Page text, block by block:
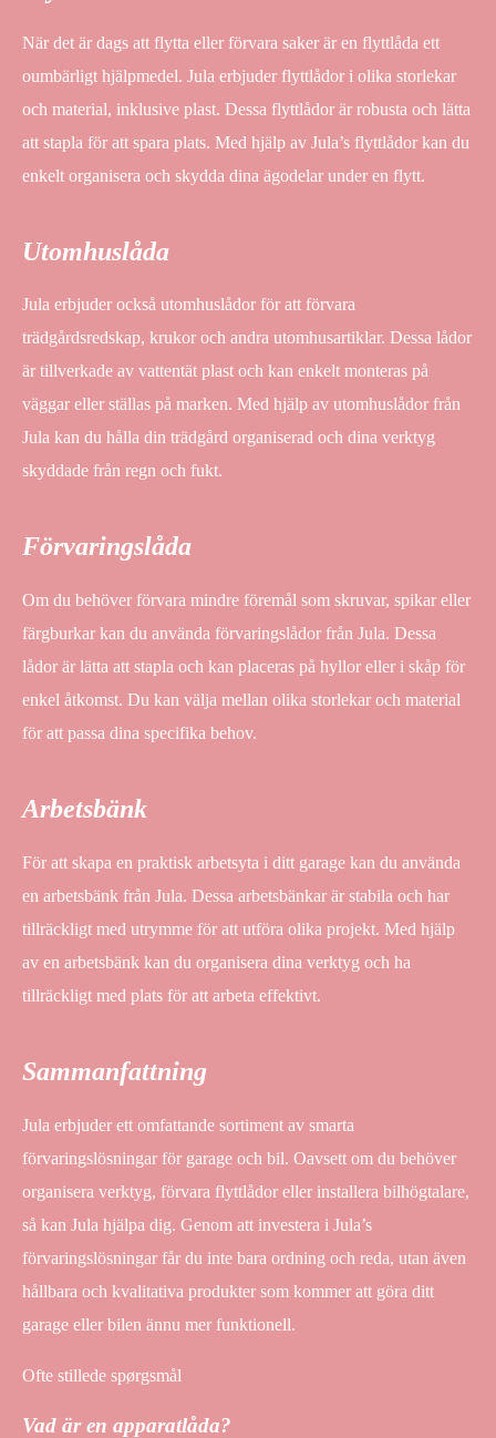
När det är dags att flytta eller förvara saker är en flyttlåda ett
oumbärligt hjälpmedel. Jula erbjuder flyttlådor i olika storlekar
och material, inklusive plast. Dessa flyttlådor är robusta och lätta
att stapla för att spara plats. Med hjälp av Jula’s flyttlådor kan du
enkelt organisera och skydda dina ägodelar under en flytt.
Utomhuslåda
Jula erbjuder också utomhuslådor för att förvara
trädgårdsredskap, krukor och andra utomhusartiklar. Dessa lådor
är tillverkade av vattentät plast och kan enkelt monteras på
väggar eller ställas på marken. Med hjälp av utomhuslådor från
Jula kan du hålla din trädgård organiserad och dina verktyg
skyddade från regn och fukt.
Förvaringslåda
Om du behöver förvara mindre föremål som skruvar, spikar eller
färgburkar kan du använda förvaringslådor från Jula. Dessa
lådor är lätta att stapla och kan placeras på hyllor eller i skåp för
enkel åtkomst. Du kan välja mellan olika storlekar och material
för att passa dina specifika behov.
Arbetsbänk
För att skapa en praktisk arbetsyta i ditt garage kan du använda
en arbetsbänk från Jula. Dessa arbetsbänkar är stabila och har
tillräckligt med utrymme för att utföra olika projekt. Med hjälp
av en arbetsbänk kan du organisera dina verktyg och ha
tillräckligt med plats för att arbeta effektivt.
Sammanfattning
Jula erbjuder ett omfattande sortiment av smarta
förvaringslösningar för garage och bil. Oavsett om du behöver
organisera verktyg, förvara flyttlådor eller installera bilhögtalare,
så kan Jula hjälpa dig. Genom att investera i Jula’s
förvaringslösningar får du inte bara ordning och reda, utan även
hållbara och kvalitativa produkter som kommer att göra ditt
garage eller bilen ännu mer funktionell.
Ofte stillede spørgsmål
Vad är en apparatlåda?